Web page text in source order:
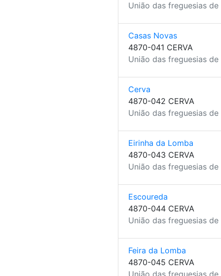
União das freguesias
Casas Novas
4870-041 CERVA
União das freguesias
Cerva
4870-042 CERVA
União das freguesias
Eirinha da Lomba
4870-043 CERVA
União das freguesias
Escoureda
4870-044 CERVA
União das freguesias
Feira da Lomba
4870-045 CERVA
União das freguesias